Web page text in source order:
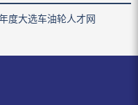
度大选车油轮人才网